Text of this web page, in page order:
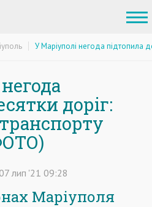
У Маріуполі негода підтопила
доріг:
07 лип '21 09:28
Маріуполя